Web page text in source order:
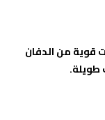
قوية من الدفان